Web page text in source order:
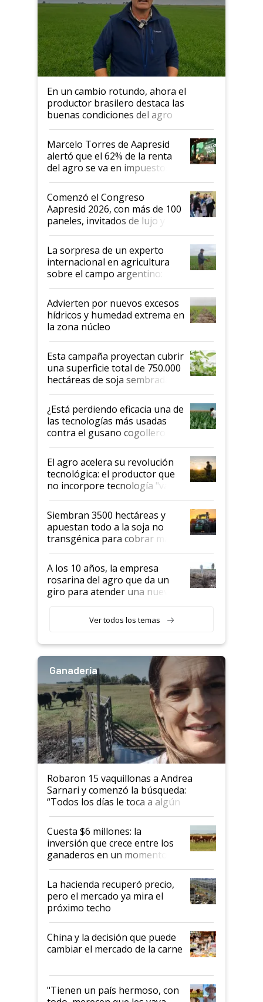
En un cambio rotundo, ahora el
productor brasilero destaca las
buenas condiciones del agro
argentino para invertir: "Los veo
más motivados"
Marcelo Torres de Aapresid
alertó que el 62% de la renta
del agro se va en impuestos:
"No es bueno que en
Argentina se sigan discutiendo
las mismas cosas de hace 50
años"
Comenzó el Congreso
Aapresid 2026, con más de 100
paneles, invitados de lujo y
todas las tendencias
La sorpresa de un experto
internacional en agricultura
sobre el campo argentino:
"Estoy muy impresionado"
Advierten por nuevos excesos
hídricos y humedad extrema en
la zona núcleo
Esta campaña proyectan cubrir
una superficie total de 750.000
hectáreas de soja sembradas
con una nueva generación de
variedades que marcan un
salto tecnológico en genética y
rendimiento
¿Está perdiendo eficacia una de
las tecnologías más usadas
contra el gusano cogollero? El
desafío de una tecnología clave
El agro acelera su revolución
tecnológica: el productor que
no incorpore tecnología "va a
perder el tren"
Siembran 3500 hectáreas y
apuestan todo a la soja no
transgénica para cobrar más
por tonelada: compraron un
semillero
A los 10 años, la empresa
rosarina del agro que da un
giro para atender una nueva
Ver todos los temas
Ganadería
Robaron 15 vaquillonas a Andrea
Sarnari y comenzó la búsqueda:
“Todos los días le toca a algún
productor”
Cuesta $6 millones: la
inversión que crece entre los
ganaderos en un momento
histórico para la actividad
La hacienda recuperó precio,
pero el mercado ya mira el
próximo techo
China y la decisión que puede
cambiar el mercado de la carne
"Tienen un país hermoso, con